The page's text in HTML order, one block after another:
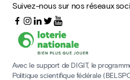
Suivez-nous sur nos réseaux
Avec le support de DIGIT, le
Politique scientifique fédérale